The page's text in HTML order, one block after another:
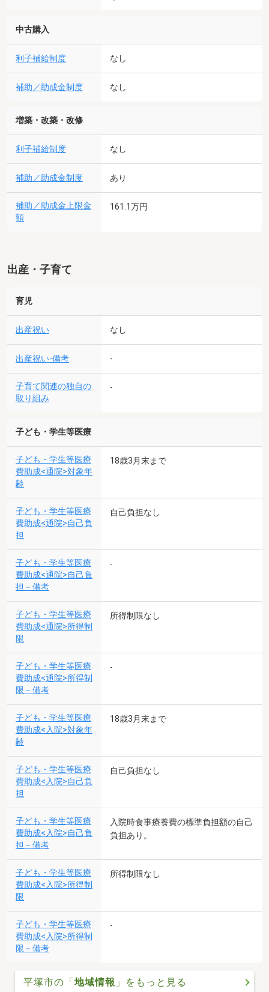
中古購入
利子補給制度 なし
補助／助成金制度 なし
増築・改築・改修
利子補給制度 なし
補助／助成金制度 あり
補助／助成金上限金
額
161.1万円
出産・子育て
育児
出産祝い なし
出産祝い-備考 -
子育て関連の独自の
取り組み
-
子ども・学生等医療
子ども・学生等医療
費助成<通院>対象年
齢
18歳3月末まで
子ども・学生等医療
費助成<通院>自己負
担
自己負担なし
子ども・学生等医療
費助成<通院>自己負
担－備考
-
子ども・学生等医療
費助成<通院>所得制
限
所得制限なし
子ども・学生等医療
費助成<通院>所得制
限－備考
-
子ども・学生等医療
費助成<入院>対象年
齢
18歳3月末まで
子ども・学生等医療
費助成<入院>自己負
担
自己負担なし
子ども・学生等医療
費助成<入院>自己負
担－備考
入院時食事療養費の標準負担額の自己
負担あり。
子ども・学生等医療
費助成<入院>所得制
限
所得制限なし
子ども・学生等医療
費助成<入院>所得制
限－備考
-
平塚市の「 地域情報 」をもっと見る